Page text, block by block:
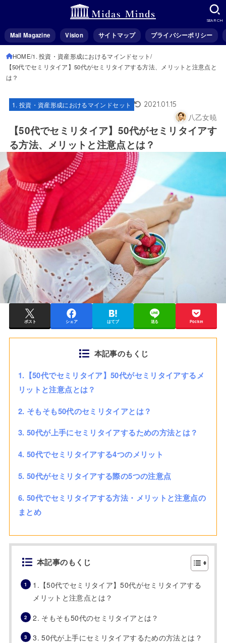
Mail Magazine Vision サイトマップ プライバシーポリシー
SEARCH
HOME 1. 投資・資産形成におけるマインドセット
【50代でセミリタイア】50代がセミリタイアする方法、メリットと注意点と
は？
1. 投資・資産形成におけるマインドセット 2021.01.15
八乙女暁
【50代でセミリタイア】50代がセミリタイアす
る方法、メリットと注意点とは？
ポスト シェア はてブ 送る Pocket
本記事のもくじ
1.【50代でセミリタイア】50代がセミリタイアするメ
リットと注意点とは？
2. そもそも50代のセミリタイアとは？
3. 50代が上手にセミリタイアするための方法とは？
4. 50代でセミリタイアする4つのメリット
5. 50代がセミリタイアする際の5つの注意点
6. 50代でセミリタイアする方法・メリットと注意点の
まとめ
本記事のもくじ
1.【50代でセミリタイア】50代がセミリタイアする
メリットと注意点とは？
2. そもそも50代のセミリタイアとは？
3. 50代が上手にセミリタイアするための方法とは？